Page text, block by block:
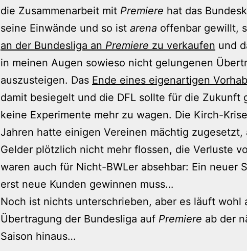
die Zusammenarbeit mit Premiere hat das
seine Einwände und so ist arena offenbar gewillt,
an der Bundesliga an Premiere zu verkaufen und
in meinen Augen sowieso nicht gelungenen
auszusteigen. Das Ende eines eigenartigen
damit besiegelt und die DFL sollte für die Zukunft
keine Experimente mehr zu wagen. Die Kirch-
Jahren hatte einigen Vereinen mächtig zugesetzt,
Gelder plötzlich nicht mehr flossen, die Verluste
waren auch für Nicht-BWLer absehbar: Ein neuer
erst neue Kunden gewinnen muss…
Noch ist nichts unterschrieben, aber es läuft wohl
Übertragung der Bundesliga auf Premiere ab der
Saison hinaus…